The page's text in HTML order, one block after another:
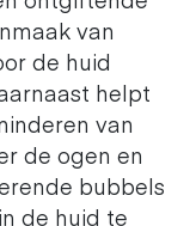
van
de huid
helpt
van
de ogen en
bubbels
de huid te